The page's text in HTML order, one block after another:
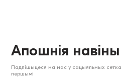
Апошнія навіны
Падпішыцеся на нас у сацыяльных
першымі